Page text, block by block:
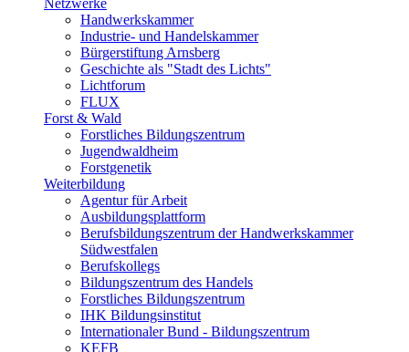
Netzwerke
Handwerkskammer
Industrie- und Handelskammer
Bürgerstiftung Arnsberg
Geschichte als "Stadt des Lichts"
Lichtforum
FLUX
Forst & Wald
Forstliches Bildungszentrum
Jugendwaldheim
Forstgenetik
Weiterbildung
Agentur für Arbeit
Ausbildungsplattform
Berufsbildungszentrum der Handwerkskammer
Südwestfalen
Berufskollegs
Bildungszentrum des Handels
Forstliches Bildungszentrum
IHK Bildungsinstitut
Internationaler Bund - Bildungszentrum
KEFB